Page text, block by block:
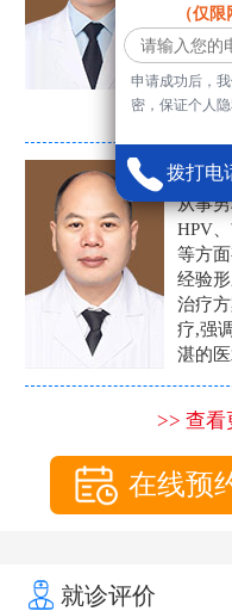
运用
科学
病、
形等
生。
张营
从事
HPV
等方
经验
治疗
疗,强
湛的
>> 查看
在线预
就诊评价
（仅
申请成功后，
密，保证个人
拨打电